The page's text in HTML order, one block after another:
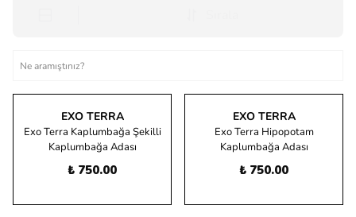
EXO TERRA
Exo Terra Kaplumbağa Şekilli
Kaplumbağa Adası
₺ 750.00
EXO TERRA
Exo Terra Hipopotam
Kaplumbağa Adası
₺ 750.00